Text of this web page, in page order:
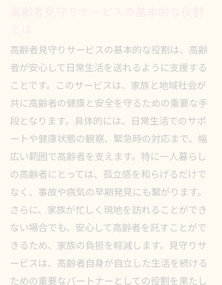
メリット
スタッフの質とサービス提供者の選
び方
名古屋市での見守りサービスが生活
に与える安心感
高齢者見守りサービスが名古屋市で支持
される背景とその選び方
名古屋市の高齢化と見守りサービス
の必要性
高齢者見守りサービスの選択基準と
は
家族の安心を支えるサービスの特徴
費用対効果を考えた見守りサービス
高齢者見守りサービスの基本的な役割は、高齢
者が安心して日常生活を送れるように支援する
ことです。このサービスは、家族と地域社会が
共に高齢者の健康と安全を守るための重要な手
段となります。具体的には、日常生活でのサポ
ートや健康状態の観察、緊急時の対応まで、幅
広い範囲で高齢者を支えます。特に一人暮らし
の高齢者にとっては、孤立感を和らげるだけで
なく、事故や病気の早期発見にも繋がります。
さらに、家族が忙しく現地を訪れることができ
ない場合でも、安心して高齢者を託すことがで
きるため、家族の負担を軽減します。見守りサ
ービスは、高齢者自身が自立した生活を続ける
ための重要なパートナーとしての役割を果たし